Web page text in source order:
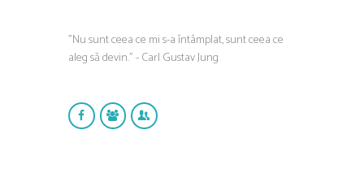
”Nu sunt ceea ce mi s-a întâmplat, sunt ceea ce
aleg să devin.” - Carl Gustav Jung